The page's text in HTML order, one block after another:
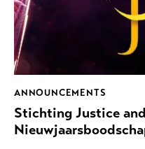
ANNOUNCEMENTS
Stichting Justice